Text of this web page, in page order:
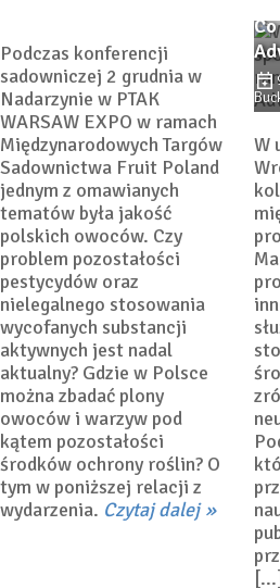
Podczas konferencji
sadowniczej 2 grudnia w
Nadarzynie w PTAK
WARSAW EXPO w ramach
Międzynarodowych Targów
Sadownictwa Fruit Poland
jednym z omawianych
tematów była jakość
polskich owoców. Czy
problem pozostałości
pestycydów oraz
nielegalnego stosowania
wycofanych substancji
aktywnych jest nadal
aktualny? Gdzie w Polsce
można zbadać plony
owoców i warzyw pod
kątem pozostałości
środków ochrony roślin? O
tym w poniższej relacji z
wydarzenia. Czytaj dalej
W
[...]
Rynek biopestycydów
2025-2035 – dynamiczny
wzrost, konsolidacja i
nowi liderzy biologicznej